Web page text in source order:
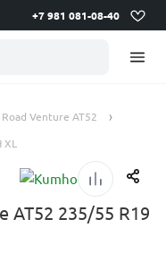
+7 981 081-08-40
Road Venture AT52
235/55 R19